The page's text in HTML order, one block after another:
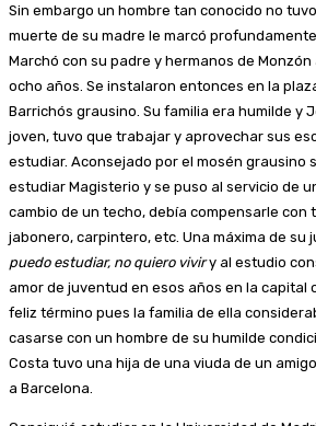
Sin embargo un hombre tan conocido no
muerte de su madre le marcó
Marchó con su padre y hermanos de
ocho años. Se instalaron entonces en la
Barrichós grausino. Su familia era humilde y
joven, tuvo que trabajar y aprovechar sus
estudiar. Aconsejado por el mosén grausino
estudiar Magisterio y se puso al servicio de
cambio de un techo, debía compensarle con
jabonero, carpintero, etc. Una máxima de su
puedo estudiar, no quiero viviry al estudio
amor de juventud en esos años en la capital
feliz término pues la familia de ella
casarse con un hombre de su humilde
Costa tuvo una hija de una viuda de un
a Barcelona.